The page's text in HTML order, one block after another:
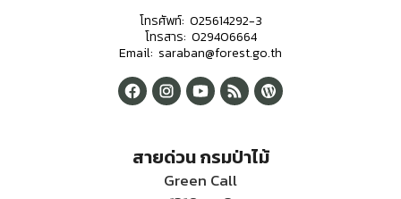
โทรศัพท์: 025614292-3
โทรสาร: 029406664
Email: saraban@forest.go.th
สายด่วน กรมป่าไม้
Green Call